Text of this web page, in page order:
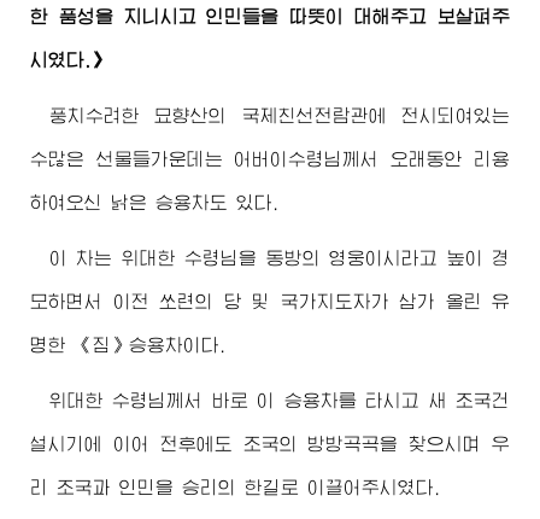
한 품성을 지니시고 인민들을 따뜻이 대해주고 보살펴주
시였다.》
풍치수려한 묘향산의 국제친선전람관에 전시되여있는
수많은 선물들가운데는 어버이 수령님께서 오래동안 리용
하여오신 낡은 승용차도 있다.
이 차는 위대한 수령님을 동방의 영웅이시라고 높이 경
모하면서 이전 쏘련의 당 및 국가지도자가 삼가 올린 유
명한 《짐》승용차이다.
위대한 수령님께서 바로 이 승용차를 타시고 새 조국건
설시기에 이어 전후에도 조국의 방방곡곡을 찾으시며 우
리 조국과 인민을 승리의 한길로 이끌어주시였다.